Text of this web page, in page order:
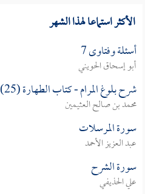
الأكثر استماعا لهذا الشهر
أسئلة وفتاوى 7
أبو إسحاق الحويني
شرح بلوغ المرام - كتاب الطهارة (25)
محمد بن صالح العثيمين
سورة المرسلات
عبد العزيز الأحمد
سورة الشرح
علي الحذيفي